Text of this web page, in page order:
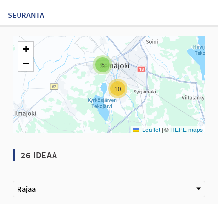
SEURANTA
Seuraavassa elementissä on kartta, joka esittää tämän
5
10
+
−
Leaflet | © HERE maps
26 IDEAA
Rajaa